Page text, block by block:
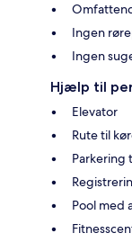
Ingen
Ingen
Hjælp til
Elevator
Rute til
Parkering
Pool med